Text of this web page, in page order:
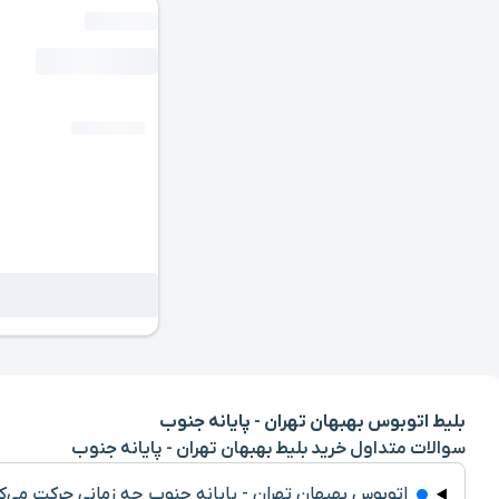
بلیط اتوبوس بهبهان تهران - پایانه جنوب
سوالات متداول خرید بلیط بهبهان تهران - پایانه جنوب
اتوبوس بهبهان تهران - پایانه جنوب چه زمانی حرکت